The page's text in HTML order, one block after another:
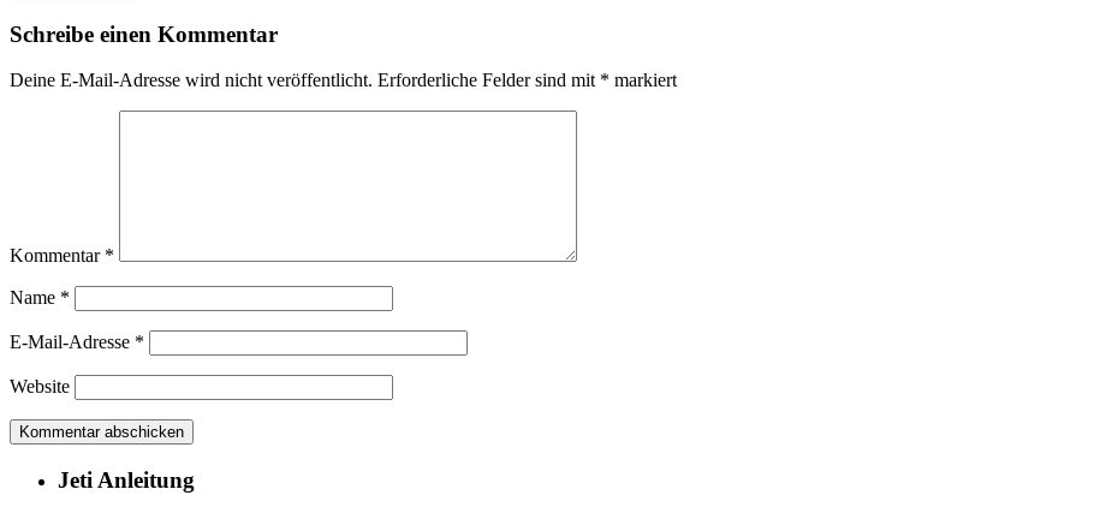
Schreibe einen Kommentar
Deine E-Mail-Adresse wird nicht veröffentlicht. Erforderliche Felder sind mit * markiert
Kommentar *
Name *
E-Mail-Adresse *
Website
Jeti Anleitung